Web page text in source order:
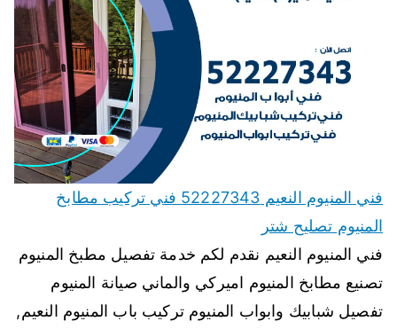
فني المنيوم النعيم 52227343 فني تركيب مطابخ
المنيوم تصليح شتر
فني المنيوم النعيم نقدم لكم خدمة تفصيل مطبخ المنيوم
تصنيع مطابخ المنيوم اميركي والماني صيانة المنيوم
تفصيل شبابيك وابواب المنيوم تركيب باب المنيوم النعيم,